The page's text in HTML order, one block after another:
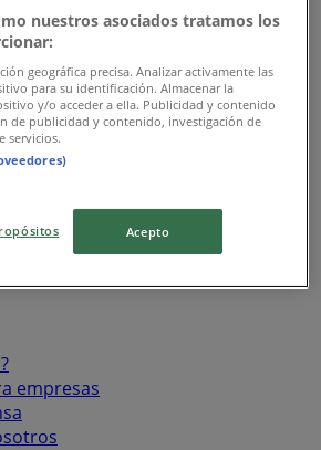
Shopfully, la empresa
las compras locales
empresas
nuestros asociados tratamos los
geográfica precisa. Analizar activamente las
para su identificación. Almacenar la
y/o acceder a ella. Publicidad y contenido
de publicidad y contenido, investigación de
servicios.
Acepto